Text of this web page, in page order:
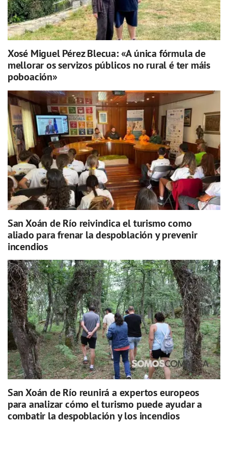
Xosé Miguel Pérez Blecua: «A única fórmula de
mellorar os servizos públicos no rural é ter máis
poboación»
San Xoán de Río reivindica el turismo como
aliado para frenar la despoblación y prevenir
incendios
San Xoán de Río reunirá a expertos europeos
para analizar cómo el turismo puede ayudar a
combatir la despoblación y los incendios